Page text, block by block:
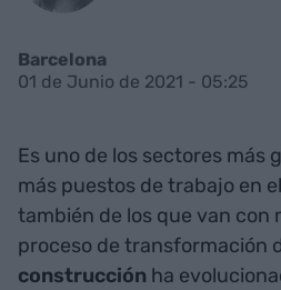
Barcelona
01 de Junio de 2021 - 05:25
Es uno de los sectores más
más puestos de trabajo en
también de los que van con
proceso de transformación
construcción ha